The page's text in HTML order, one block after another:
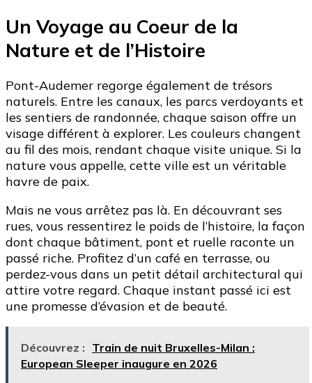
Un Voyage au Coeur de la
Nature et de l’Histoire
Pont-Audemer regorge également de trésors
naturels. Entre les canaux, les parcs verdoyants et
les sentiers de randonnée, chaque saison offre un
visage différent à explorer. Les couleurs changent
au fil des mois, rendant chaque visite unique. Si la
nature vous appelle, cette ville est un véritable
havre de paix.
Mais ne vous arrêtez pas là. En découvrant ses
rues, vous ressentirez le poids de l’histoire, la façon
dont chaque bâtiment, pont et ruelle raconte un
passé riche. Profitez d’un café en terrasse, ou
perdez-vous dans un petit détail architectural qui
attire votre regard. Chaque instant passé ici est
une promesse d’évasion et de beauté.
Découvrez : Train de nuit Bruxelles-Milan :
European Sleeper inaugure en 2026